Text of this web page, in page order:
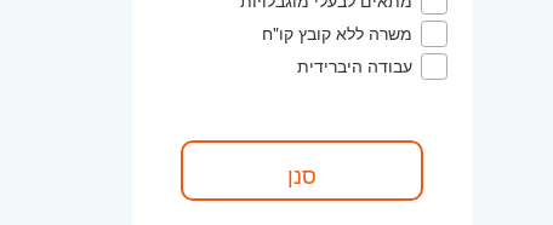
משרה ללא קובץ קו"ח
עבודה היברידית